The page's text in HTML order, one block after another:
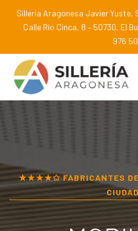
Sillería Aragonesa Javier Yuste,
Calle Río Cinca, 8 – 50730, El
976
★★★★✩ FABRICANTES DE